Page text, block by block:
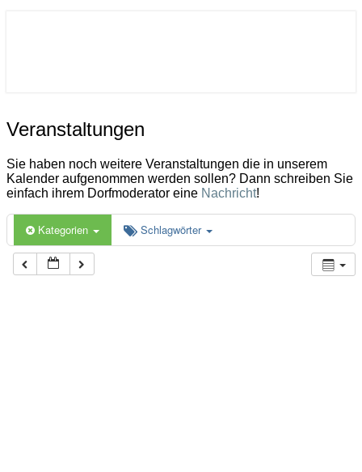
Veranstaltungen
Veranstaltungen
Sie haben noch weitere Veranstaltungen die in unserem
Kalender aufgenommen werden sollen? Dann schreiben Sie
einfach ihrem Dorfmoderator eine Nachricht!
Kategorien Schlagwörter